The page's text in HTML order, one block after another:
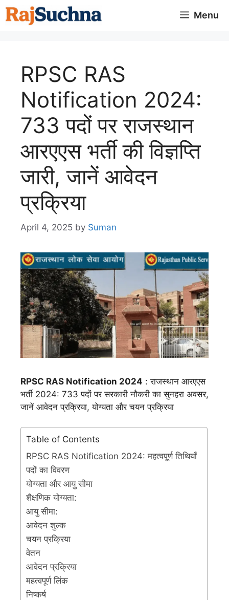
Skip
to
Menu
RPSC RAS
Notification 2024:
733 पदों पर राजस्थान
आरएएस भर्ती की विज्ञप्ति
जारी, जानें आवेदन
प्रक्रिया
April 4, 2025 by Suman
RPSC RAS Notification 2024 : राजस्थान आरएएस
भर्ती 2024: 733 पदों पर सरकारी नौकरी का सुनहरा अवसर,
जानें आवेदन प्रक्रिया, योग्यता और चयन प्रक्रिया
Table of Contents
RPSC RAS Notification 2024: महत्वपूर्ण तिथियाँ
पदों का विवरण
योग्यता और आयु सीमा
शैक्षणिक योग्यता:
आयु सीमा:
आवेदन शुल्क
चयन प्रक्रिया
वेतन
आवेदन प्रक्रिया
महत्वपूर्ण लिंक
निष्कर्ष